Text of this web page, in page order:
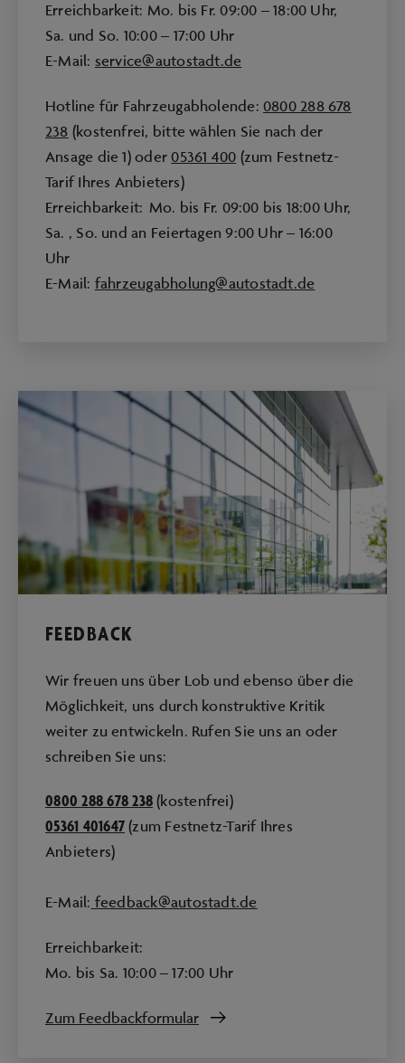
Erreichbarkeit: Mo. bis Fr. 09:00 – 18:00 Uhr,
Sa. und So. 10:00 – 17:00 Uhr
E-Mail: service@autostadt.de
Hotline für Fahrzeugabholende: 0800 288 678
238 (kostenfrei, bitte wählen Sie nach der
Ansage die 1) oder05361 400 (zum Festnetz-
Tarif Ihres Anbieters)
Erreichbarkeit: Mo. bis Fr. 09:00 bis 18:00 Uhr,
Sa. , So. und an Feiertagen 9:00 Uhr – 16:00
Uhr
E-Mail: fahrzeugabholung@autostadt.de
FEEDBACK
Wir freuen uns über Lob und ebenso über die
Möglichkeit, uns durch konstruktive Kritik
weiter zu entwickeln. Rufen Sie uns an oder
schreiben Sie uns:
0800 288 678 238 (kostenfrei)
05361 401647 (zum Festnetz-Tarif Ihres
Anbieters)
E-Mail: feedback@autostadt.de
Erreichbarkeit:
Mo. bis Sa. 10:00 – 17:00 Uhr
Zum Feedbackformular